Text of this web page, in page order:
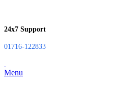
24x7 Support
01716-122833
Menu